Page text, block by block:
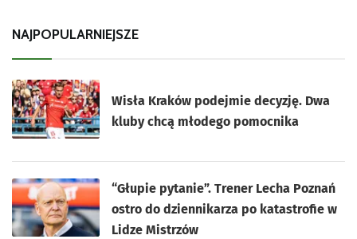
NAJPOPULARNIEJSZE
Wisła Kraków podejmie decyzję. Dwa
kluby chcą młodego pomocnika
“Głupie pytanie”. Trener Lecha Poznań
ostro do dziennikarza po katastrofie w
Lidze Mistrzów